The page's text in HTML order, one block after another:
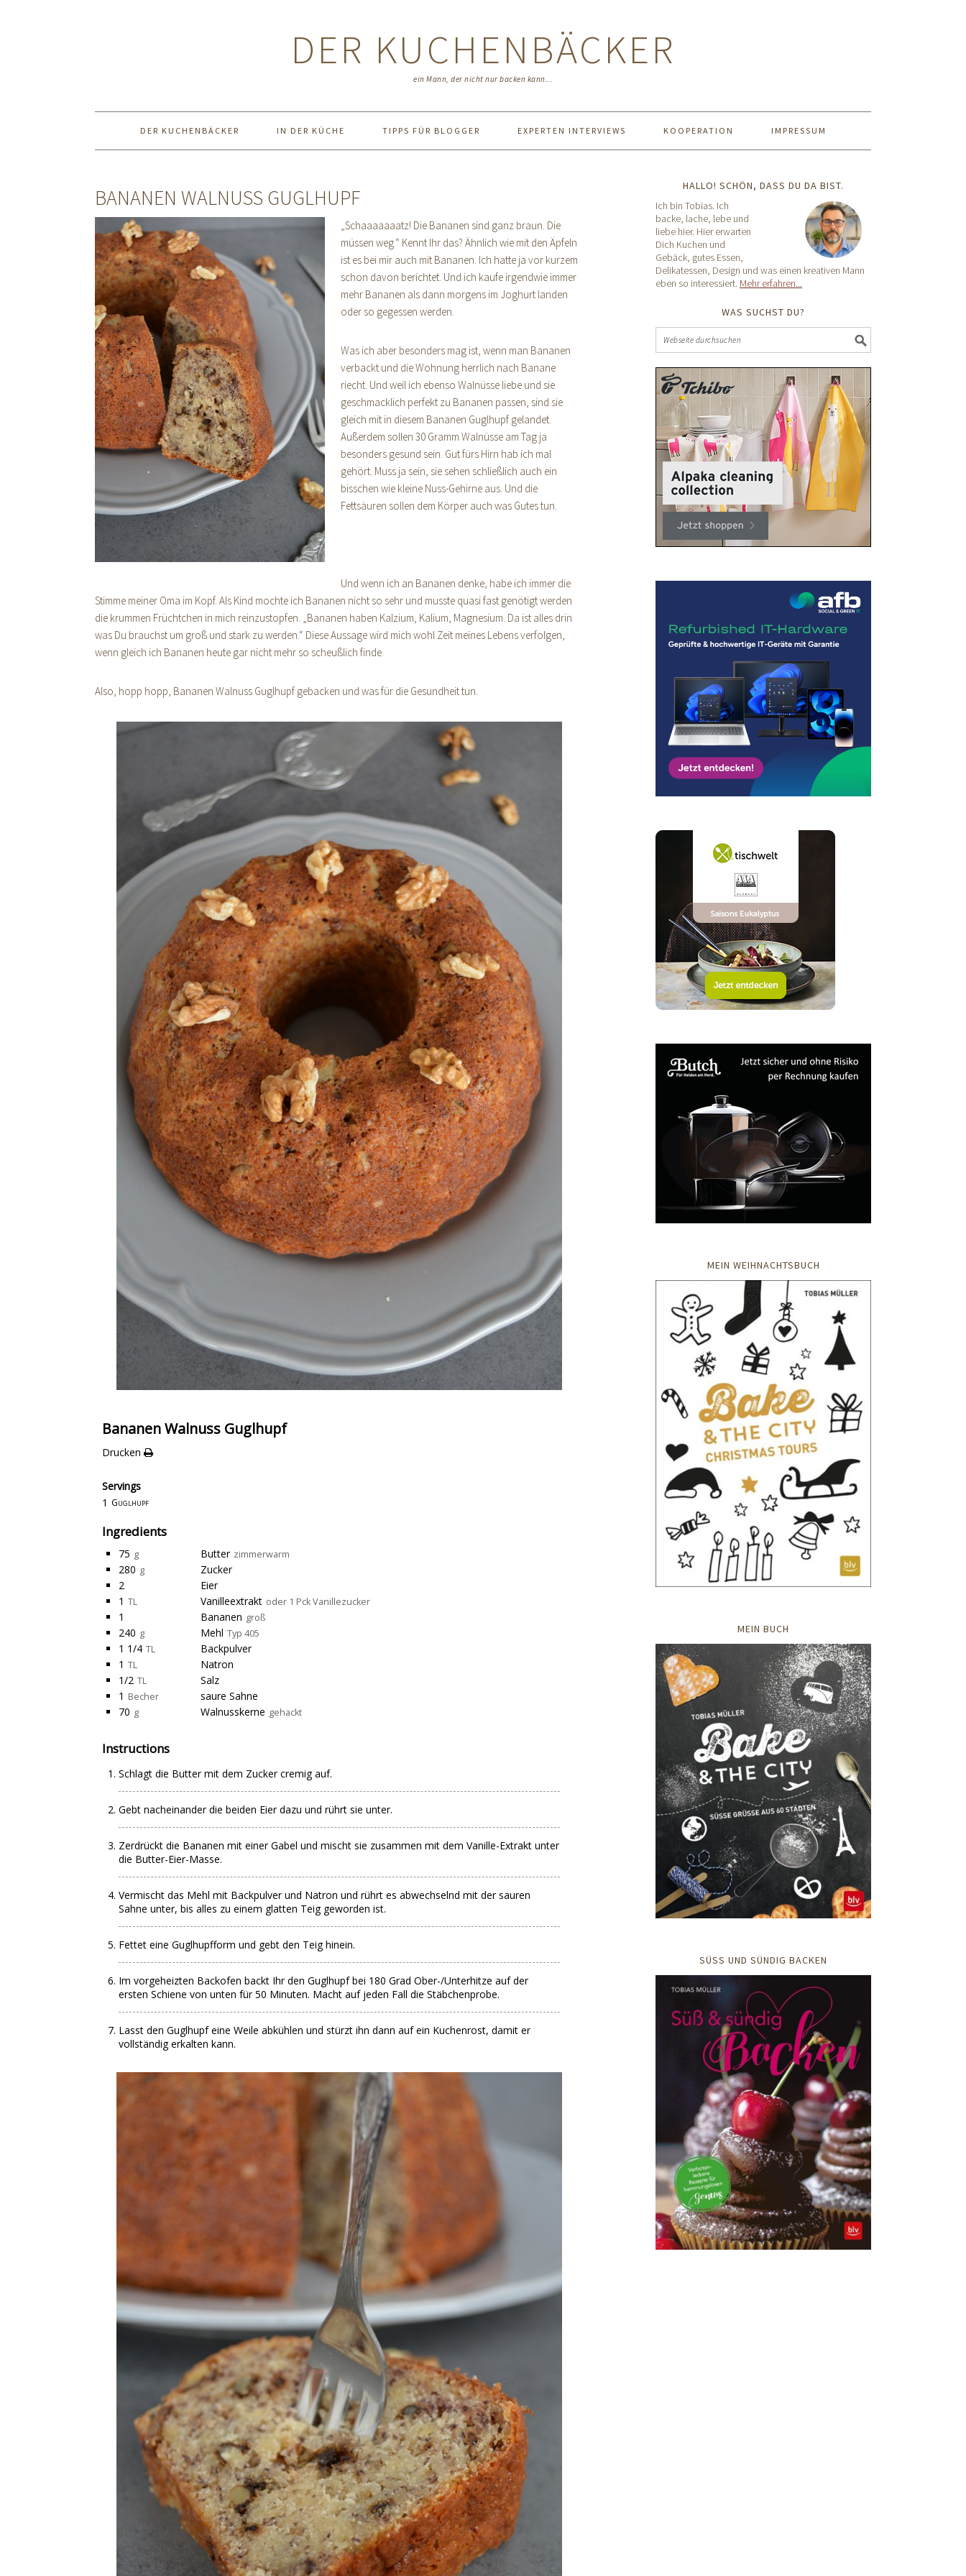
DER KUCHENBÄCKER
ein Mann, der nicht nur backen kann...
DER KUCHENBÄCKER IN DER KÜCHE TIPPS FÜR BLOGGER EXPERTEN INTERVIEWS KOOPERATION IMPRESSUM
BANANEN WALNUSS GUGLHUPF
„Schaaaaaaatz! Die Bananen sind ganz braun. Die
müssen weg.“ Kennt Ihr das? Ähnlich wie mit den Äpfeln
ist es bei mir auch mit Bananen. Ich hatte ja vor kurzem
schon davon berichtet. Und ich kaufe irgendwie immer
mehr Bananen als dann morgens im Joghurt landen
oder so gegessen werden.
Was ich aber besonders mag ist, wenn man Bananen
verbackt und die Wohnung herrlich nach Banane
riecht. Und weil ich ebenso Walnüsse liebe und sie
geschmacklich perfekt zu Bananen passen, sind sie
gleich mit in diesem Bananen Guglhupf gelandet.
Außerdem sollen 30 Gramm Walnüsse am Tag ja
besonders gesund sein. Gut fürs Hirn hab ich mal
gehört. Muss ja sein, sie sehen schließlich auch ein
bisschen wie kleine Nuss-Gehirne aus. Und die
Fettsäuren sollen dem Körper auch was Gutes tun.
Und wenn ich an Bananen denke, habe ich immer die
Stimme meiner Oma im Kopf. Als Kind mochte ich Bananen nicht so sehr und musste quasi fast genötigt werden
die krummen Früchtchen in mich reinzustopfen. „Bananen haben Kalzium, Kalium, Magnesium. Da ist alles drin
was Du brauchst um groß und stark zu werden.“ Diese Aussage wird mich wohl Zeit meines Lebens verfolgen,
wenn gleich ich Bananen heute gar nicht mehr so scheußlich finde.
Also, hopp hopp, Bananen Walnuss Guglhupf gebacken und was für die Gesundheit tun.
Bananen Walnuss Guglhupf
Drucken
Servings
1 Guglhupf
Ingredients
75 g Butter zimmerwarm
280 g
Zucker
2
Eier
1 TL Vanilleextrakt oder 1 Pck Vanillezucker
1 Bananen groß
240 g Mehl Typ 405
1 1/4 TL
Backpulver
1 TL
Natron
1/2 TL
Salz
1 Becher
saure Sahne
70 g Walnusskerne gehackt
Instructions
Schlagt die Butter mit dem Zucker cremig auf.
Gebt nacheinander die beiden Eier dazu und rührt sie unter.
Zerdrückt die Bananen mit einer Gabel und mischt sie zusammen mit dem Vanille-Extrakt unter
die Butter-Eier-Masse.
Vermischt das Mehl mit Backpulver und Natron und rührt es abwechselnd mit der sauren
Sahne unter, bis alles zu einem glatten Teig geworden ist.
Fettet eine Guglhupfform und gebt den Teig hinein.
Im vorgeheizten Backofen backt Ihr den Guglhupf bei 180 Grad Ober-/Unterhitze auf der
ersten Schiene von unten für 50 Minuten. Macht auf jeden Fall die Stäbchenprobe.
Lasst den Guglhupf eine Weile abkühlen und stürzt ihn dann auf ein Kuchenrost, damit er
vollständig erkalten kann.
HALLO! SCHÖN, DASS DU DA BIST.
Ich bin Tobias. Ich
backe, lache, lebe und
liebe hier. Hier erwarten
Dich Kuchen und
Gebäck, gutes Essen,
Delikatessen, Design und was einen kreativen Mann
eben so interessiert. Mehr erfahren...
WAS SUCHST DU?
MEIN WEIHNACHTSBUCH
MEIN BUCH
SÜSS UND SÜNDIG BACKEN